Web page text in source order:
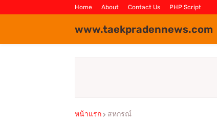
Home About Contact Us PHP Script
www.taekpradennews.com
หน้าแรก สหกรณ์